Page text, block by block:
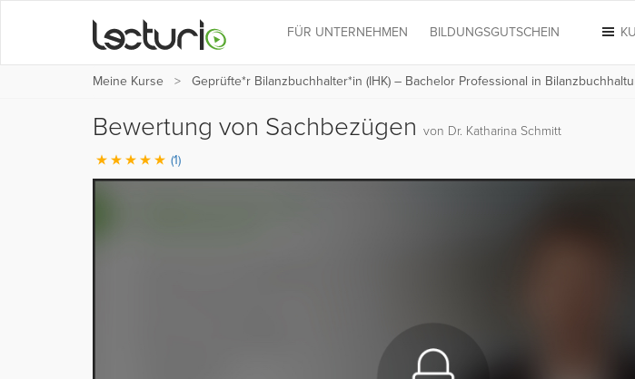
FÜR UNTERNEHMEN BILDUNGSGUTSCHEIN
Meine Kurse Geprüfte*r Bilanzbuchhalter*in (IHK) – Bachelor Professional in
Bewertung von Sachbezügen von Dr. Katharina Schmitt
(1)